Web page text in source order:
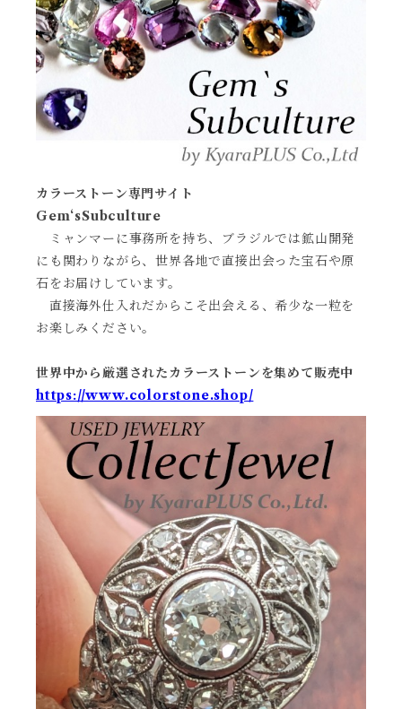
カラーストーン専門サイト
Gem‘sSubculture
ミャンマーに事務所を持ち、ブラジルでは鉱山開発
にも関わりながら、世界各地で直接出会った宝石や原
石をお届けしています。
直接海外仕入れだからこそ出会える、希少な一粒を
お楽しみください。
世界中から厳選されたカラーストーンを集めて販売中
https://www.colorstone.shop/